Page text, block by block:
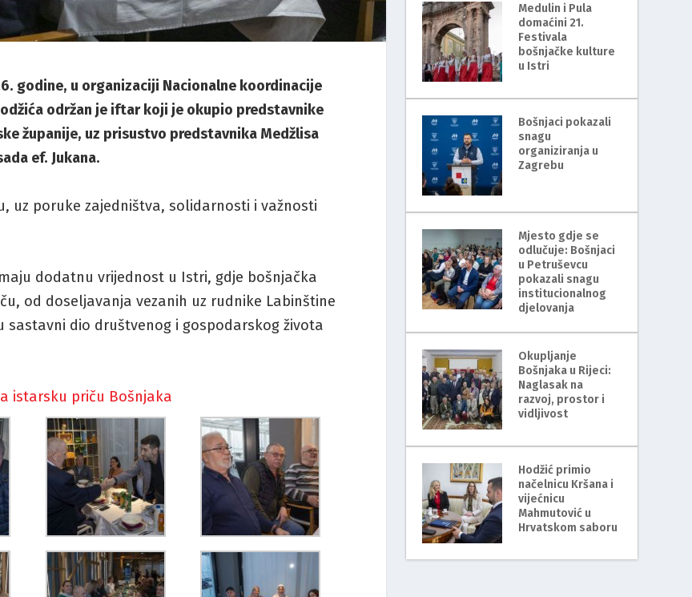
godine, u organizaciji Nacionalne koordinacije
održan je iftar koji je okupio predstavnike
županije, uz prisustvo predstavnika Medžlisa
ef. Jukana.
uz poruke zajedništva, solidarnosti i važnosti
dodatnu vrijednost u Istri, gdje bošnjačka
od doseljavanja vezanih uz rudnike Labinštine
dio društvenog i gospodarskog života
istarsku priču Bošnjaka
Medulin i Pula
domaćini 21.
Festivala
bošnjačke kulture
u Istri
Bošnjaci pokazali
snagu
organiziranja u
Zagrebu
Mjesto gdje se
odlučuje: Bošnjaci
u Petruševcu
pokazali snagu
institucionalnog
djelovanja
Okupljanje
Bošnjaka u Rijeci:
Naglasak na
razvoj, prostor i
vidljivost
Hodžić primio
načelnicu Kršana i
vijećnicu
Mahmutović u
Hrvatskom saboru